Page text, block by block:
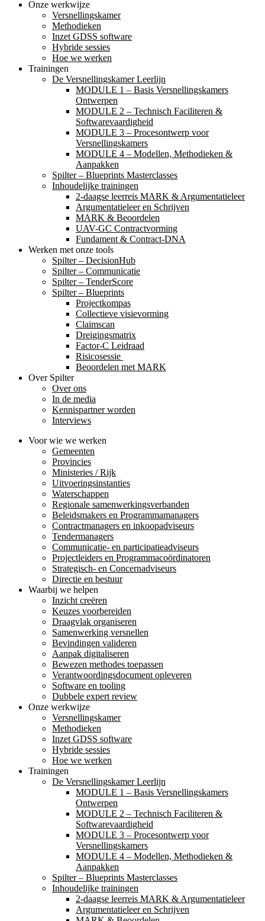
Onze werkwijze
Versnellingskamer
Methodieken
Inzet GDSS software
Hybride sessies
Hoe we werken
Trainingen
De Versnellingskamer Leerlijn
MODULE 1 – Basis Versnellingskamers
Ontwerpen
MODULE 2 – Technisch Faciliteren &
Softwarevaardigheid
MODULE 3 – Procesontwerp voor
Versnellingskamers
MODULE 4 – Modellen, Methodieken &
Aanpakken
Spilter – Blueprints Masterclasses
Inhoudelijke trainingen
2-daagse leerreis MARK & Argumentatieleer
Argumentatieleer en Schrijven
MARK & Beoordelen
UAV-GC Contractvorming
Fundament & Contract-DNA
Werken met onze tools
Spilter – DecisionHub
Spilter – Communicatie
Spilter – TenderScore
Spilter – Blueprints
Projectkompas
Collectieve visievorming
Claimscan
Dreigingsmatrix
Factor-C Leidraad
Risicosessie ​
Beoordelen met MARK
Over Spilter
Over ons
In de media
Kennispartner worden
Interviews
Voor wie we werken
Gemeenten
Provincies
Ministeries / Rijk
Uitvoeringsinstanties
Waterschappen
Regionale samenwerkingsverbanden
Beleidsmakers en Programmamanagers
Contractmanagers en inkoopadviseurs
Tendermanagers
Communicatie- en participatieadviseurs
Projectleiders en Programmacoördinatoren
Strategisch- en Concernadviseurs
Directie en bestuur
Waarbij we helpen
Inzicht creëren
Keuzes voorbereiden
Draagvlak organiseren
Samenwerking versnellen
Bevindingen valideren
Aanpak digitaliseren
Bewezen methodes toepassen
Verantwoordingsdocument opleveren
Software en tooling
Dubbele expert review
Onze werkwijze
Versnellingskamer
Methodieken
Inzet GDSS software
Hybride sessies
Hoe we werken
Trainingen
De Versnellingskamer Leerlijn
MODULE 1 – Basis Versnellingskamers
Ontwerpen
MODULE 2 – Technisch Faciliteren &
Softwarevaardigheid
MODULE 3 – Procesontwerp voor
Versnellingskamers
MODULE 4 – Modellen, Methodieken &
Aanpakken
Spilter – Blueprints Masterclasses
Inhoudelijke trainingen
2-daagse leerreis MARK & Argumentatieleer
Argumentatieleer en Schrijven